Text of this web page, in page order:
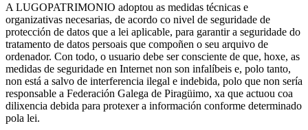
A LUGOPATRIMONIO adoptou as medidas técnicas e
organizativas necesarias, de acordo co nivel de seguridade de
protección de datos que a lei aplicable, para garantir a seguridade do
tratamento de datos persoais que compoñen o seu arquivo de
ordenador. Con todo, o usuario debe ser consciente de que, hoxe, as
medidas de seguridade en Internet non son infalíbeis e, polo tanto,
non está a salvo de interferencia ilegal e indebida, polo que non sería
responsable a Federación Galega de Piragüimo, xa que actuou coa
dilixencia debida para protexer a información conforme determinado
pola lei.